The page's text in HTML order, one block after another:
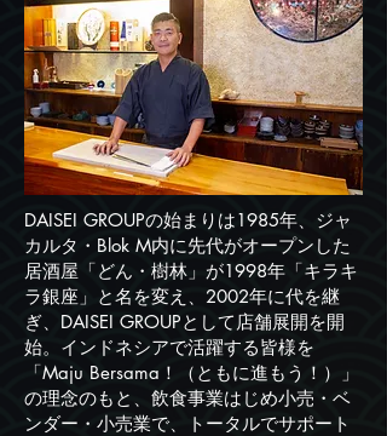
DAISEI GROUPの始まりは1985年、ジャ
カルタ・Blok M内に先代がオープンした
居酒屋「どん・樹林」が1998年「キラキ
ラ銀座」と名を変え、2002年に代を継
ぎ、DAISEI GROUPとして店舗展開を開
始。インドネシアで活躍する皆様を
「Maju Bersama！（ともに進もう！）」
の理念のもと、飲食事業はじめ小売・ベ
ンダー・小売業で、トータルでサポート